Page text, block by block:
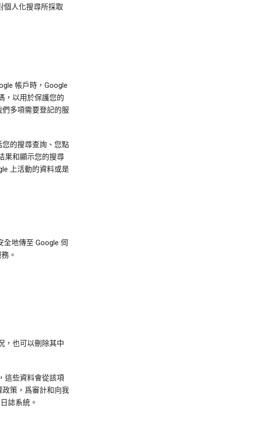
個人化搜尋所採取
帳戶時，Google
，以用於保護您的
多項需要登記的服
的搜尋查詢、您點
果和顯示您的搜尋
上活動的資料或是
地傳至 Google 伺
。
，也可以刪除其中
這些資料會從該項
策，爲審計和向我
誌系統。